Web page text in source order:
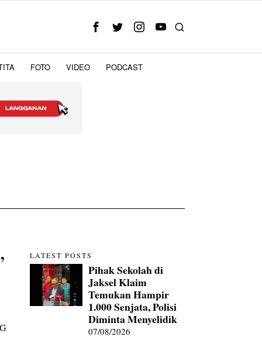
FOTO VIDEO PODCAST
LATEST POSTS
Pihak Sekolah di
Jaksel Klaim
Temukan Hampir
1.000 Senjata, Polisi
Diminta Menyelidik
07/08/2026